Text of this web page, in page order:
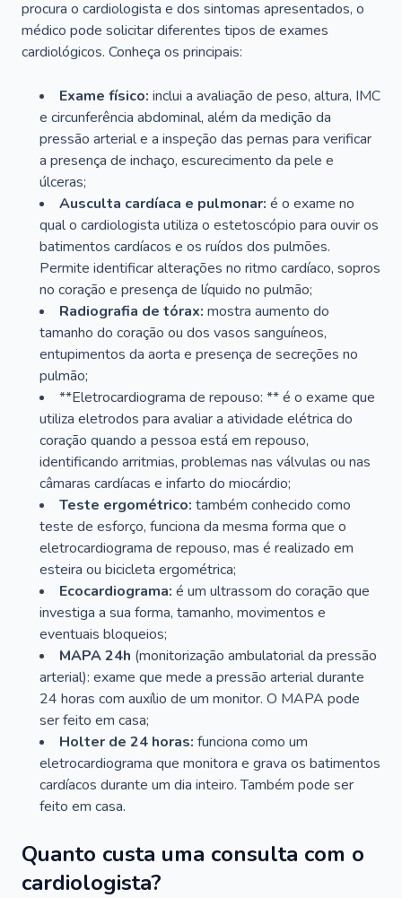
procura o cardiologista e dos sintomas apresentados, o
médico pode solicitar diferentes tipos de exames
cardiológicos. Conheça os principais:
Exame físico: inclui a avaliação de peso, altura, IMC
e circunferência abdominal, além da medição da
pressão arterial e a inspeção das pernas para verificar
a presença de inchaço, escurecimento da pele e
úlceras;
Ausculta cardíaca e pulmonar: é o exame no
qual o cardiologista utiliza o estetoscópio para ouvir os
batimentos cardíacos e os ruídos dos pulmões.
Permite identificar alterações no ritmo cardíaco, sopros
no coração e presença de líquido no pulmão;
Radiografia de tórax: mostra aumento do
tamanho do coração ou dos vasos sanguíneos,
entupimentos da aorta e presença de secreções no
pulmão;
**Eletrocardiograma de repouso: ** é o exame que
utiliza eletrodos para avaliar a atividade elétrica do
coração quando a pessoa está em repouso,
identificando arritmias, problemas nas válvulas ou nas
câmaras cardíacas e infarto do miocárdio;
Teste ergométrico: também conhecido como
teste de esforço, funciona da mesma forma que o
eletrocardiograma de repouso, mas é realizado em
esteira ou bicicleta ergométrica;
Ecocardiograma: é um ultrassom do coração que
investiga a sua forma, tamanho, movimentos e
eventuais bloqueios;
MAPA 24h (monitorização ambulatorial da pressão
arterial): exame que mede a pressão arterial durante
24 horas com auxílio de um monitor. O MAPA pode
ser feito em casa;
Holter de 24 horas: funciona como um
eletrocardiograma que monitora e grava os batimentos
cardíacos durante um dia inteiro. Também pode ser
feito em casa.
Quanto custa uma consulta com o
cardiologista?